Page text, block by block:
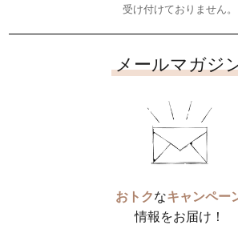
受け付けておりません。
メールマガジ
おトクなキャンペー
情報をお届け！